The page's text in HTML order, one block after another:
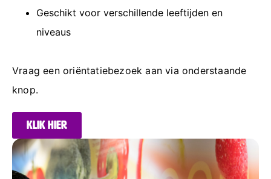
Geschikt voor verschillende leeftijden en
niveaus
Vraag een oriëntatiebezoek aan via onderstaande
knop.
Klik hier